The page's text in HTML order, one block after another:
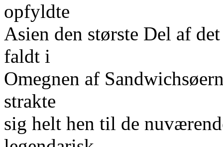
opfyldte
Asien den største Del af
faldt i
Omegnen af
strakte
sig helt hen til de